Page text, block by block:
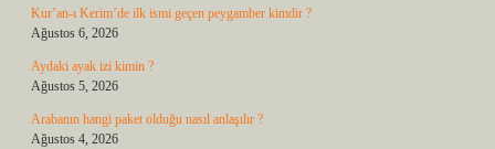
Kur’an-ı Kerim’de ilk ismi geçen peygamber kimdir ?
Ağustos 6, 2026
Aydaki ayak izi kimin ?
Ağustos 5, 2026
Arabanın hangi paket olduğu nasıl anlaşılır ?
Ağustos 4, 2026